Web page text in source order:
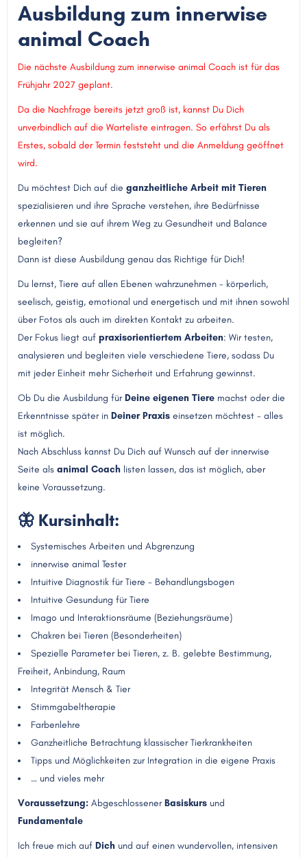
Ausbildung zum innerwise
animal Coach
Die nächste Ausbildung zum innerwise animal Coach ist für das
Frühjahr 2027 geplant.
Da die Nachfrage bereits jetzt groß ist, kannst Du Dich
unverbindlich auf die Warteliste eintragen. So erfährst Du als
Erstes, sobald der Termin feststeht und die Anmeldung geöffnet
wird.
Du möchtest Dich auf die ganzheitliche Arbeit mit Tieren
spezialisieren und ihre Sprache verstehen, ihre Bedürfnisse
erkennen und sie auf ihrem Weg zu Gesundheit und Balance
begleiten?
Dann ist diese Ausbildung genau das Richtige für Dich!
Du lernst, Tiere auf allen Ebenen wahrzunehmen - körperlich,
seelisch, geistig, emotional und energetisch und mit ihnen sowohl
über Fotos als auch im direkten Kontakt zu arbeiten.
Der Fokus liegt auf praxisorientiertem Arbeiten: Wir testen,
analysieren und begleiten viele verschiedene Tiere, sodass Du
mit jeder Einheit mehr Sicherheit und Erfahrung gewinnst.
Ob Du die Ausbildung fürDeine eigenen Tiere machst oder die
Erkenntnisse später in Deiner Praxis einsetzen möchtest - alles
ist möglich.
Nach Abschluss kannst Du Dich auf Wunsch auf der innerwise
Seite als animal Coach listen lassen, das ist möglich, aber
keine Voraussetzung.
🦋 Kursinhalt:
Systemisches Arbeiten und Abgrenzung
innerwise animal Tester
Intuitive Diagnostik für Tiere - Behandlungsbogen
Intuitive Gesundung für Tiere
Imago und Interaktionsräume (Beziehungsräume)
Chakren bei Tieren (Besonderheiten)
Spezielle Parameter bei Tieren, z. B. gelebte Bestimmung,
Freiheit, Anbindung, Raum
Integrität Mensch & Tier
Stimmgabeltherapie
Farbenlehre
Ganzheitliche Betrachtung klassischer Tierkrankheiten
Tipps und Möglichkeiten zur Integration in die eigene Praxis
… und vieles mehr
Voraussetzung: AbgeschlossenerBasiskurs und
Fundamentale
Ich freue mich auf Dich und auf einen wundervollen, intensiven